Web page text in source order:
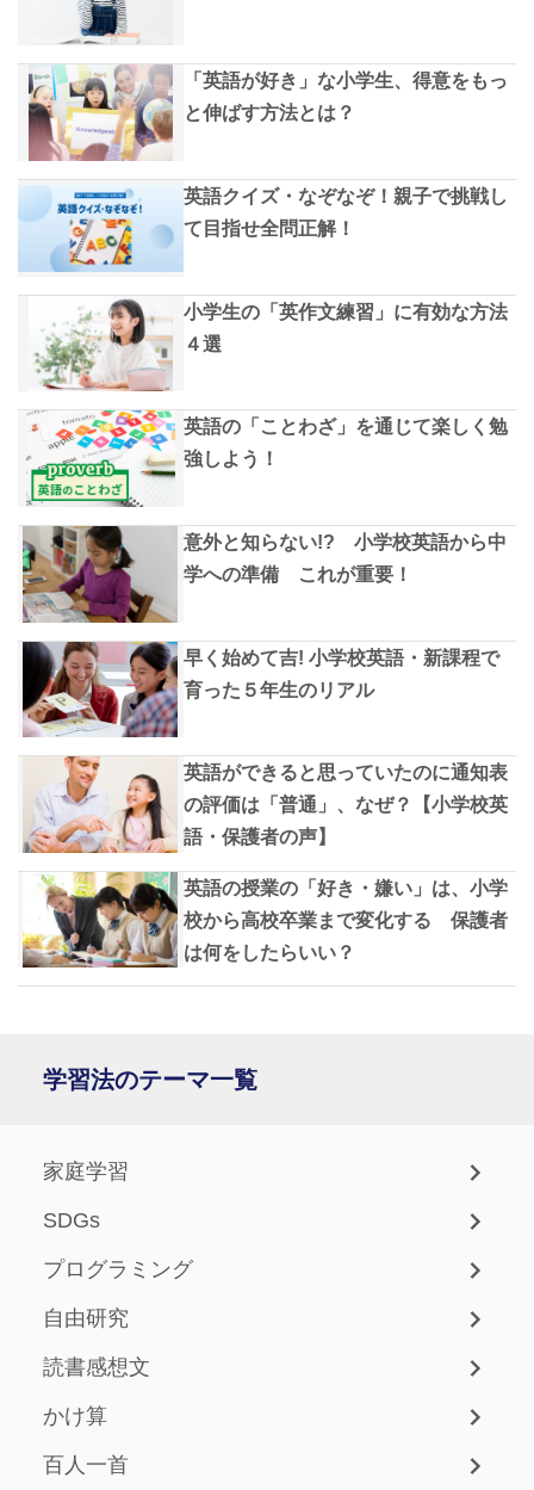
「英語が好き」な小学生、得意をもっ
と伸ばす方法とは？
英語クイズ・なぞなぞ！親子で挑戦し
て目指せ全問正解！
小学生の「英作文練習」に有効な方法
４選
英語の「ことわざ」を通じて楽しく勉
強しよう！
意外と知らない!? 小学校英語から中
学への準備 これが重要！
早く始めて吉! 小学校英語・新課程で
育った５年生のリアル
英語ができると思っていたのに通知表
の評価は「普通」、なぜ？【小学校英
語・保護者の声】
英語の授業の「好き・嫌い」は、小学
校から高校卒業まで変化する 保護者
は何をしたらいい？
学習法のテーマ一覧
家庭学習
SDGs
プログラミング
自由研究
読書感想文
かけ算
百人一首